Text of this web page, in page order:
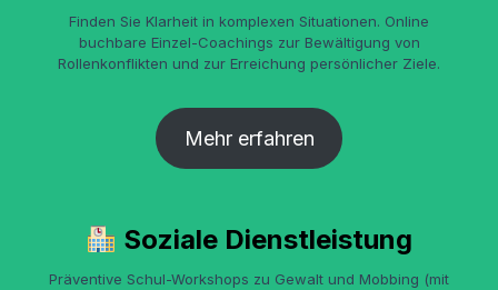
Finden Sie Klarheit in komplexen Situationen. Online
buchbare Einzel-Coachings zur Bewältigung von
Rollenkonflikten und zur Erreichung persönlicher Ziele.
Mehr erfahren
Soziale Dienstleistung
Präventive Schul-Workshops zu Gewalt und Mobbing (mit